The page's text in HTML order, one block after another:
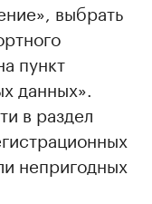
выбрать
пункт
данных».
в раздел
непригодных